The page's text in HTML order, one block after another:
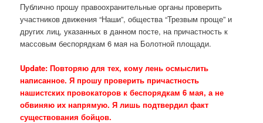
Публично прошу правоохранительные органы проверить
участников движения “Наши”, общества “Трезвым проще” и
других лиц, указанных в данном посте, на причастность к
массовым беспорядкам 6 мая на Болотной площади.
Update: Повторяю для тех, кому лень осмыслить
написанное. Я прошу проверить причастность
нашистских провокаторов к беспорядкам 6 мая, а не
обвиняю их напрямую. Я лишь подтвердил факт
существования бойцов.